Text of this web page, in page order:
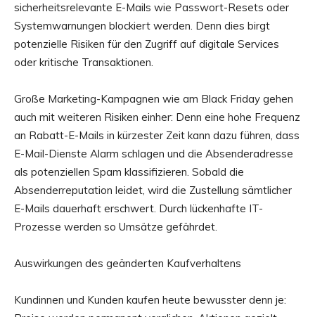
sicherheitsrelevante E-Mails wie Passwort-Resets oder
Systemwarnungen blockiert werden. Denn dies birgt
potenzielle Risiken für den Zugriff auf digitale Services
oder kritische Transaktionen.
Große Marketing-Kampagnen wie am Black Friday gehen
auch mit weiteren Risiken einher: Denn eine hohe Frequenz
an Rabatt-E-Mails in kürzester Zeit kann dazu führen, dass
E-Mail-Dienste Alarm schlagen und die Absenderadresse
als potenziellen Spam klassifizieren. Sobald die
Absenderreputation leidet, wird die Zustellung sämtlicher
E-Mails dauerhaft erschwert. Durch lückenhafte IT-
Prozesse werden so Umsätze gefährdet.
Auswirkungen des geänderten Kaufverhaltens
Kundinnen und Kunden kaufen heute bewusster denn je: